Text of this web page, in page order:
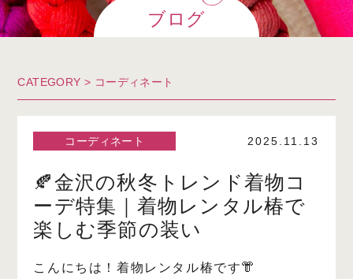
ブログ
CATEGORY > コーディネート
コーディネート 2025.11.13
🍂金沢の秋冬トレンド着物コ
ーデ特集｜着物レンタル椿で
楽しむ季節の装い
こんにちは！着物レンタル椿です👘